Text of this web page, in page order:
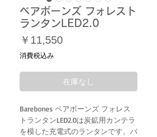
ベアボーンズ フォレスト
ランタンLED2.0
￥11,550価
消費税込み
在庫なし
Barebones ベアボーンズ フォレス
トランタンLED2.0は炭鉱用カンテラ
を模した充電式のランタンです。バ